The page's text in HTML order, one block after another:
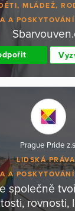
MLÁDEŽ,
A
Prague Pride
LIDSKÁ PRÁVA
A
společně
rovnosti,